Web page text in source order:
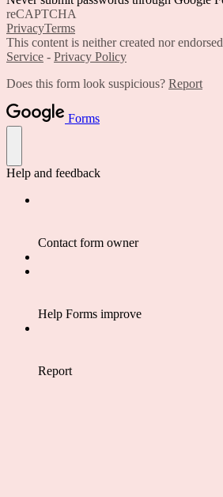
reCAPTCHA
PrivacyTerms
This content is neither created nor
Service - Privacy Policy
Does this form look suspicious? Report
Forms
Help and feedback
Contact form owner
Help Forms improve
Report